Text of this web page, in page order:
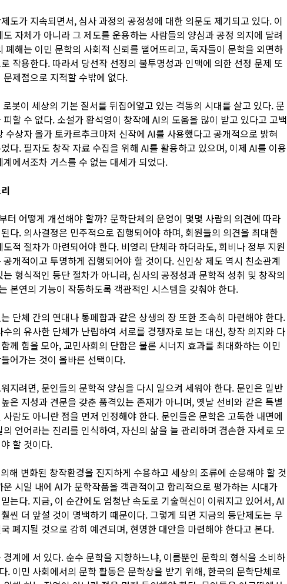
도가 지속되면서, 심사 과정의 공정성에 대한 의문도 제기되고 있다. 이
자체가 아니라 그 제도를 운용하는 사람들의 양심과 공정 의지에 달려
폐해는 이민 문학의 사회적 신뢰를 떨어뜨리고, 독자들이 문학을 외면하
작용한다. 따라서 당선작 선정의 불투명성과 인맥에 의한 선정 문제 또
제점으로 지적할 수밖에 없다.
봇이 세상의 기본 질서를 뒤집어엎고 있는 격동의 시대를 살고 있다. 문
할 수 없다. 소설가 황석영이 창작에 AI의 도움을 많이 받고 있다고 고백
수상자 올가 토카르추크마저 신작에 AI를 사용했다고 공개적으로 밝혀
다. 필자도 창작 자료 수집을 위해 AI를 활용하고 있으며, 이제 AI를 이용
에서조차 거스를 수 없는 대세가 되었다.
터 어떻게 개선해야 할까? 문학단체의 운영이 몇몇 사람의 의견에 따라
다. 의사결정은 민주적으로 집행되어야 하며, 회원들의 의견을 최대한
적 절차가 마련되어야 한다. 비영리 단체라 하더라도, 회비나 정부 지원
개적이고 투명하게 집행되어야 할 것이다. 신인상 제도 역시 친소관계
형식적인 등단 절차가 아니라, 심사의 공정성과 문학적 성취 및 창작의
본연의 기능이 작동하도록 객관적인 시스템을 갖춰야 한다.
단체 간의 연대나 통폐합과 같은 상생의 장 또한 조속히 마련해야 한다.
수의 유사한 단체가 난립하여 서로를 경쟁자로 보는 대신, 창작 의지와 다
께 힘을 모아, 교민사회의 단합은 물론 시너지 효과를 최대화하는 이민
어가는 것이 올바른 선택이다.
지려면, 문인들의 문학적 양심을 다시 일으켜 세워야 한다. 문인은 일반
은 지성과 견문을 갖춘 품격있는 존재가 아니며, 옛날 선비와 같은 특별
람도 아니란 점을 먼저 인정해야 한다. 문인들은 문학은 고독한 내면에
언어라는 진리를 인식하여, 자신의 삶을 늘 관리하며 겸손한 자세로 모
할 것이다.
해 변화된 창작환경을 진지하게 수용하고 세상의 조류에 순응해야 할 것
운 시일 내에 AI가 문학작품을 객관적이고 합리적으로 평가하는 시대가
는다. 지금, 이 순간에도 엄청난 속도로 기술혁신이 이뤄지고 있어서, AI
씬 더 앞설 것이 명백하기 때문이다. 그렇게 되면 지금의 등단제도는 무
폐지될 것으로 감히 예견되며, 현명한 대안을 마련해야 한다고 본다.
경계에 서 있다. 순수 문학을 지향하느냐, 이름뿐인 문학의 형식을 소비하
. 이민 사회에서의 문학 활동은 문학상을 받기 위해, 한국의 문학단체로